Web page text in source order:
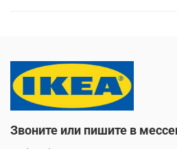
Звоните или пишите в